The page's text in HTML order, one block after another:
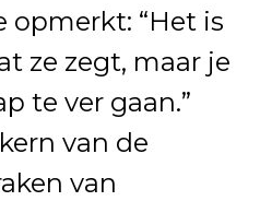
opmerkt: “Het is
ze zegt, maar je
te ver gaan.”
van de
van